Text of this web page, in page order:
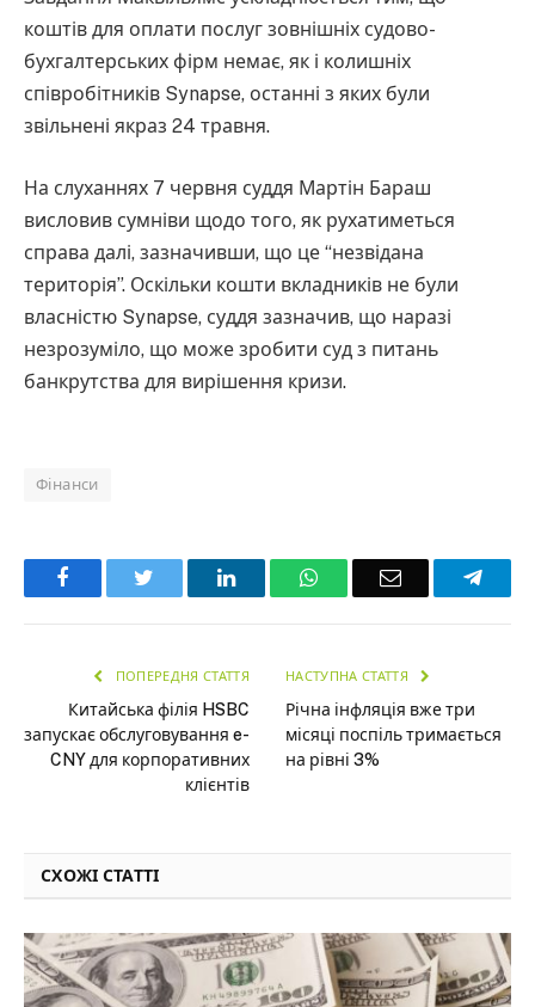
коштів для оплати послуг зовнішніх судово-
бухгалтерських фірм немає, як і колишніх
співробітників Synapse, останні з яких були
звільнені якраз 24 травня.
На слуханнях 7 червня суддя Мартін Бараш
висловив сумніви щодо того, як рухатиметься
справа далі, зазначивши, що це “незвідана
територія”. Оскільки кошти вкладників не були
власністю Synapse, суддя зазначив, що наразі
незрозуміло, що може зробити суд з питань
банкрутства для вирішення кризи.
Фінанси
Facebook LinkedInWhatsAppEmail
ПОПЕРЕДНЯ СТАТТЯ
Китайська філія HSBC
запускає обслуговування e-
CNY для корпоративних
клієнтів
НАСТУПНА СТАТТЯ
Річна інфляція вже три
місяці поспіль тримається
на рівні 3%
СХОЖІ СТАТТІ